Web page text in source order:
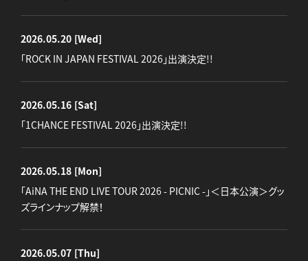
2026.05.20 [Wed]
「ROCK IN JAPAN FESTIVAL 2026」出演決定!!
2026.05.16 [Sat]
「1CHANCE FESTIVAL 2026」出演決定!!
2026.05.18 [Mon]
「AiNA THE END LIVE TOUR 2026 - PICNIC -」＜日本公演＞グッ
ズラインナップ解禁！
2026.05.07 [Thu]